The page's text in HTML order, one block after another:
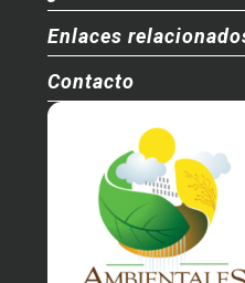
Enlaces
Contacto